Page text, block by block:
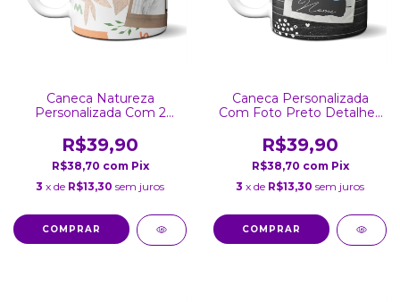
Caneca Natureza
Personalizada Com 2
R$39,90
R$38,70 com Pix
3 x de R$13,30 sem juros
COMPRAR
Caneca Personalizada
Com Foto Preto Detalhes
R$39,90
R$38,70 com Pix
3 x de R$13,30 sem juros
COMPRAR